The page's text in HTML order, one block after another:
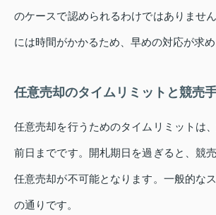
のケースで認められるわけではありませ
には時間がかかるため、早めの対応が求め
任意売却のタイムリミットと競売
任意売却を行うためのタイムリミットは
前日までです。開札期日を過ぎると、競
任意売却が不可能となります。一般的な
の通りです。